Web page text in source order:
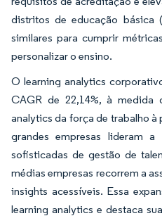
distritos de educação básica
similares para cumprir
personalizar o ensino.
O learning analytics
CAGR de 22,14%, à medida
analytics da força de trabalho
grandes empresas lideram
sofisticadas de gestão de
médias empresas recorrem a
insights acessíveis. Essa
learning analytics e destaca